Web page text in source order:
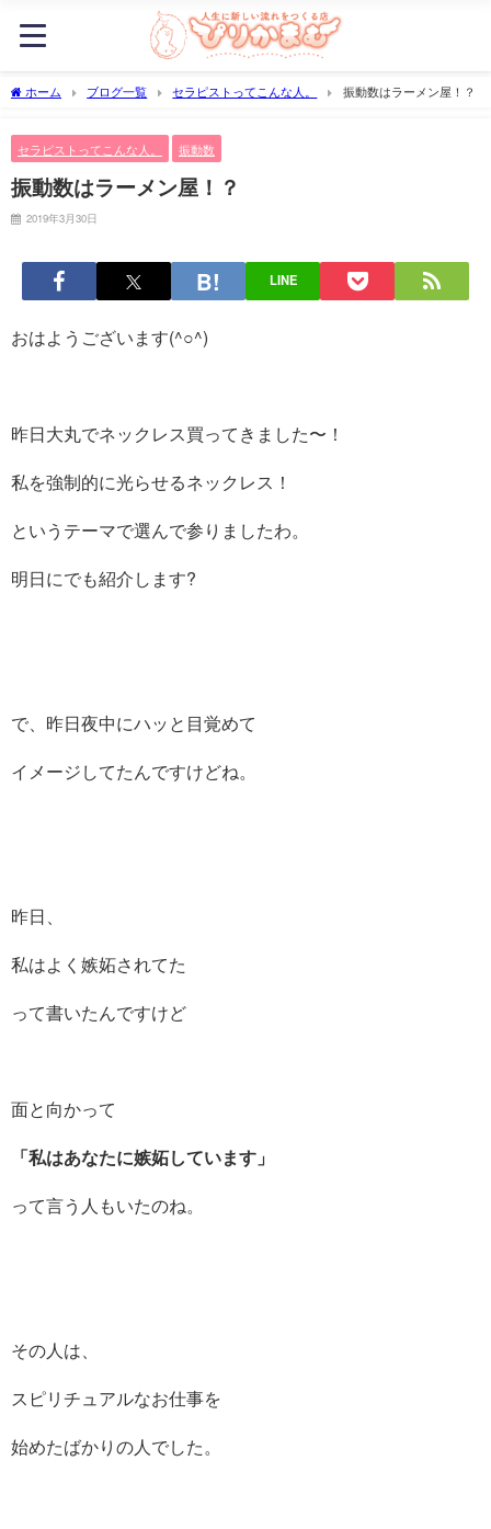
ホーム ブログ一覧 セラピストってこんな人。 振動数はラーメン屋！？
セラピストってこんな人。 振動数
振動数はラーメン屋！？
2019年3月30日
LINE
おはようございます(^○^)
昨日大丸でネックレス買ってきました〜！
私を強制的に光らせるネックレス！
というテーマで選んで参りましたわ。
明日にでも紹介します?
で、昨日夜中にハッと目覚めて
イメージしてたんですけどね。
昨日、
私はよく嫉妬されてた
って書いたんですけど
面と向かって
「私はあなたに嫉妬しています」
って言う人もいたのね。
その人は、
スピリチュアルなお仕事を
始めたばかりの人でした。